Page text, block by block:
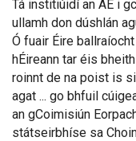
Tá institiúidí an AE i
ullamh don dúshlán
Ó fuair Éire
hÉireann tar éis
roinnt de na poist is
agat ... go bhfuil
an gCoimisiún
státseirbhíse sa